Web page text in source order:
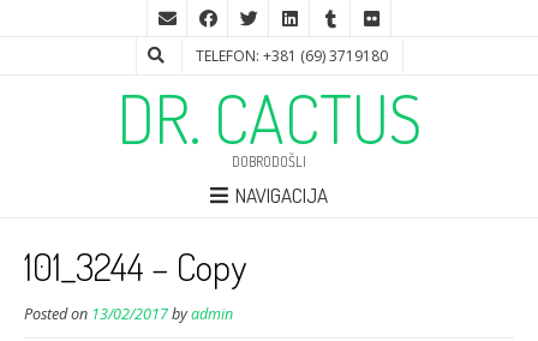
TELEFON: +381 (69) 3719180
DR. CACTUS
DOBRODOŠLI
NAVIGACIJA
101_3244 – Copy
Posted on 13/02/2017byadmin